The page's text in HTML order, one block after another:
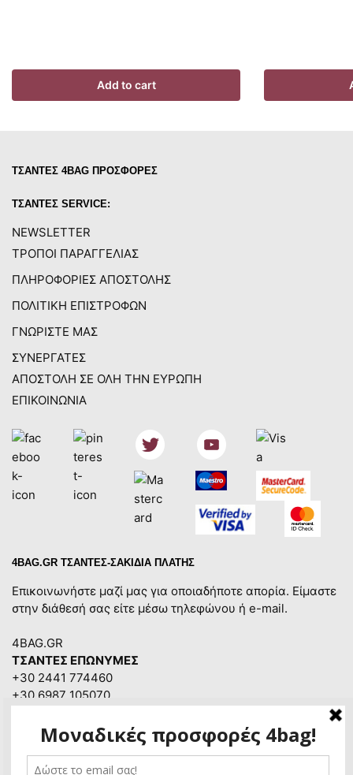
Add to cart
ΤΣΑΝΤΕΣ 4BAG ΠΡΟΣΦΟΡΕΣ
ΤΣΑΝΤΕΣ SERVICE:
NEWSLETTER
ΤΡΟΠΟΙ ΠΑΡΑΓΓΕΛΙΑΣ
ΠΛΗΡΟΦΟΡΙΕΣ ΑΠΟΣΤΟΛΗΣ
ΠΟΛΙΤΙΚΗ ΕΠΙΣΤΡΟΦΩΝ
ΓΝΩΡΙΣΤΕ ΜΑΣ
ΣΥΝΕΡΓΑΤΕΣ
ΑΠΟΣΤΟΛΗ ΣΕ ΟΛΗ ΤΗΝ ΕΥΡΩΠΗ
ΕΠΙΚΟΙΝΩΝΙΑ
4BAG.GR ΤΣΑΝΤΕΣ-ΣΑΚΙΔΙΑ ΠΛΑΤΗΣ
Επικοινωνήστε μαζί μας για οποιαδήποτε απορία. Είμαστε
στην διάθεσή σας είτε μέσω τηλεφώνου ή e-mail.
4BAG.GR
ΤΣΑΝΤΕΣ ΕΠΩΝΥΜΕΣ
+30 2441 774460
+30 6987 105070
Ώρες επικοινωνίας:
Δευτέρα – Παρασκευή:
8:30πμ – 14:30μμ &